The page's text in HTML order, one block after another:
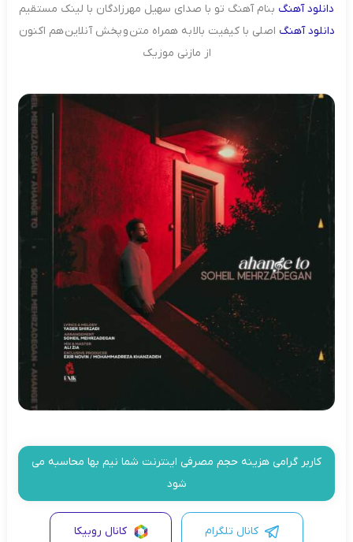
دانلودآهنگ بنام آهنگ تو با صدای سهیل مهرزادگان با لینک مستقیم
دانلودآهنگ اصلی با کیفیت بالا به همراه متن و پخش آنلاین هم اکنون
از مازنی موزیک
کاربر گرامی هزینه حجم مصرفی اینترنت شما نیم بها محاسبه می
شود
کانال تلگرام کانال روبیکا